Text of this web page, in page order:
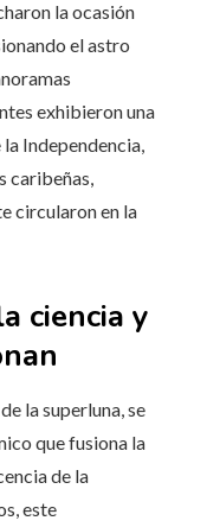
la ocasión
el astro
exhibieron una
Independencia,
caribeñas,
circularon en la
ciencia y
la superluna, se
que fusiona la
de la
este